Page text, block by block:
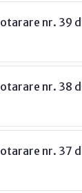
nr. 39
nr. 38
nr. 37